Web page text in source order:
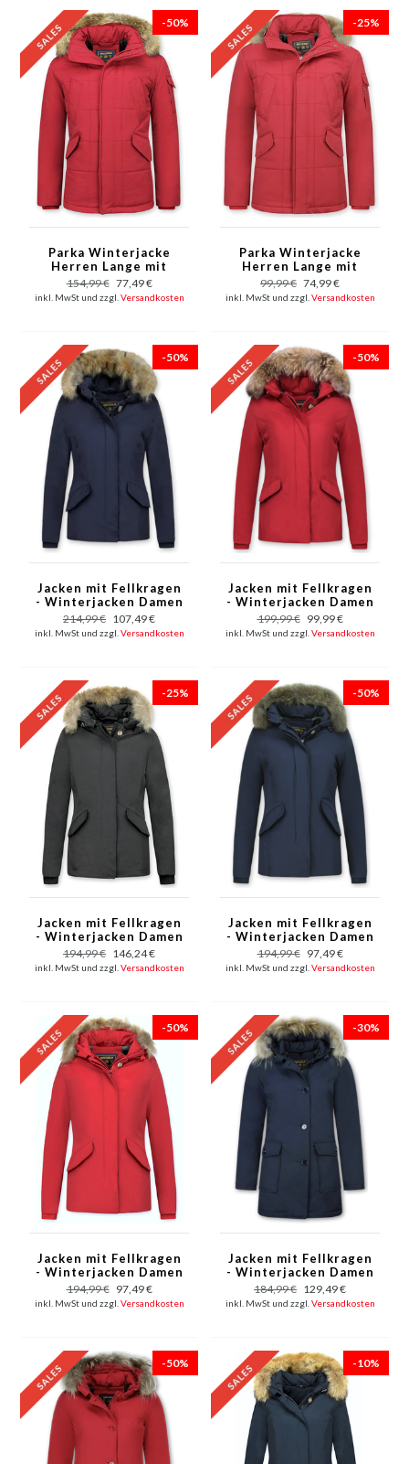
-50%
Parka Winterjacke
Herren Lange mit
Fellkragen - Parka
Karo - Rot
154,99 € 77,49 €
inkl. MwSt und zzgl. Versandkosten
-25%
Parka Winterjacke
Herren Lange mit
Fellkragen - Parka
Karo - Rot
99,99 € 74,99 €
inkl. MwSt und zzgl. Versandkosten
-50%
Jacken mit Fellkragen
- Winterjacken Damen
Kurze - Große
Pelzkragen - Wooly -
Blau
214,99 € 107,49 €
inkl. MwSt und zzgl. Versandkosten
-50%
Jacken mit Fellkragen
- Winterjacken Damen
Kurze - Große
Pelzkragen - Wooly -
Rot
199,99 € 99,99 €
inkl. MwSt und zzgl. Versandkosten
-25%
Jacken mit Fellkragen
- Winterjacken Damen
Kurze - Kleine
Pelzkragen - Wooly -
Schwarz
194,99 € 146,24 €
inkl. MwSt und zzgl. Versandkosten
-50%
Jacken mit Fellkragen
- Winterjacken Damen
Kurze - Kleine
Pelzkragen - Wooly -
Blau
194,99 € 97,49 €
inkl. MwSt und zzgl. Versandkosten
-50%
Jacken mit Fellkragen
- Winterjacken Damen
Kurze - Kleine
Pelzkragen - Wooly -
Rot
194,99 € 97,49 €
inkl. MwSt und zzgl. Versandkosten
-30%
Jacken mit Fellkragen
- Winterjacken Damen
Lange - Parka Wooly -
Paspeltasche - Blau
184,99 € 129,49 €
inkl. MwSt und zzgl. Versandkosten
-50% -10%